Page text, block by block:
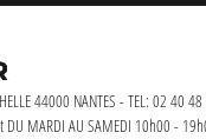
44000 NANTES - TEL: 02 40
DU MARDI AU SAMEDI 10h00 -